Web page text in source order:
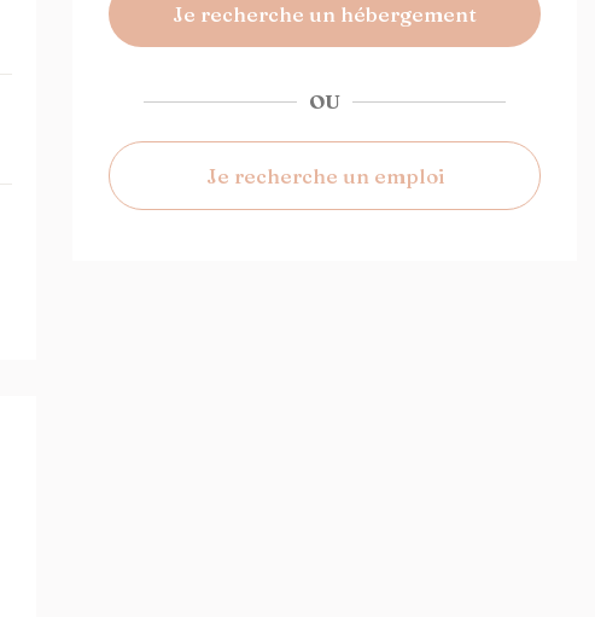
Je recherche un hébergement
OU
Je recherche un emploi